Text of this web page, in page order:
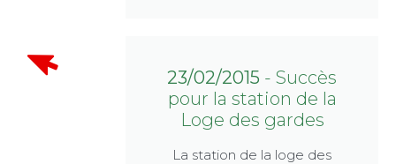
23/02/2015 - Succès
pour la station de la
Loge des gardes
La station de la loge des